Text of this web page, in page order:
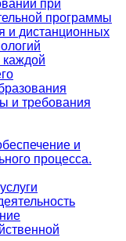
при
программы
и дистанционных
каждой
и требования
и
процесса.